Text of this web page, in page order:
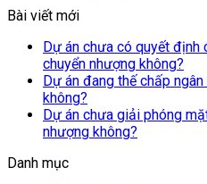
Bài viết mới
Dự án chưa có quyết
chuyển nhượng không?
Dự án đang thế chấp
không?
Dự án chưa giải phóng
nhượng không?
Danh mục